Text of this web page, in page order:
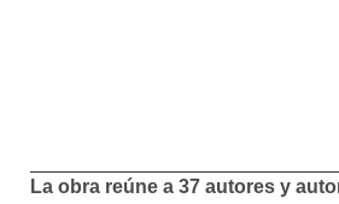
La obra reúne a 37 autores y